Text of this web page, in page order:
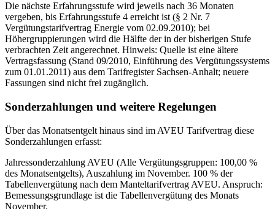
Die nächste Erfahrungsstufe wird jeweils nach 36 Monaten
vergeben, bis Erfahrungsstufe 4 erreicht ist (§ 2 Nr. 7
Vergütungstarifvertrag Energie vom 02.09.2010); bei
Höhergruppierungen wird die Hälfte der in der bisherigen Stufe
verbrachten Zeit angerechnet. Hinweis: Quelle ist eine ältere
Vertragsfassung (Stand 09/2010, Einführung des Vergütungssystems
zum 01.01.2011) aus dem Tarifregister Sachsen-Anhalt; neuere
Fassungen sind nicht frei zugänglich.
Sonderzahlungen und weitere Regelungen
Über das Monatsentgelt hinaus sind im AVEU Tarifvertrag diese
Sonderzahlungen erfasst:
Jahressonderzahlung AVEU (Alle Vergütungsgruppen: 100,00 %
des Monatsentgelts), Auszahlung im November. 100 % der
Tabellenvergütung nach dem Manteltarifvertrag AVEU. Anspruch:
Bemessungsgrundlage ist die Tabellenvergütung des Monats
November.